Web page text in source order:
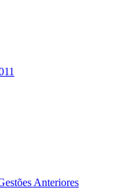
Anteriores